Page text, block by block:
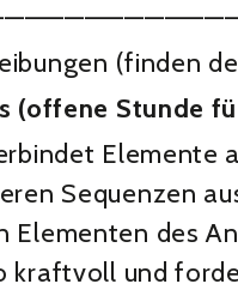
(finden
(offene Stunde
Elemente
Sequenzen
Elementen des
kraftvoll und